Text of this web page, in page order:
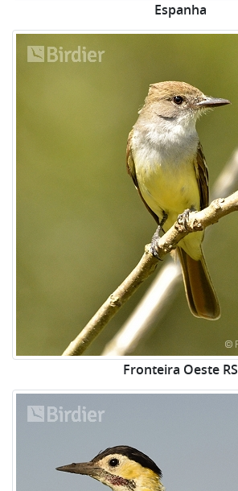
Espanha
Fronteira Oeste RS